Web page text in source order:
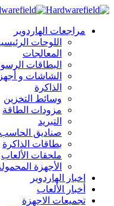
مراجعات الهاردوير
اللوحات
المعالجات
البطاقات
الشاشات و
الذاكرة
وسائط التخزين
مزودات الطاقة
التبريد
صناديق الحاسب
بطاقات الذاكرة
ملحقات الألعاب
الأجهزة
اخبار الهاردوير
أخبار الألعاب
تجميعات الاجهزة